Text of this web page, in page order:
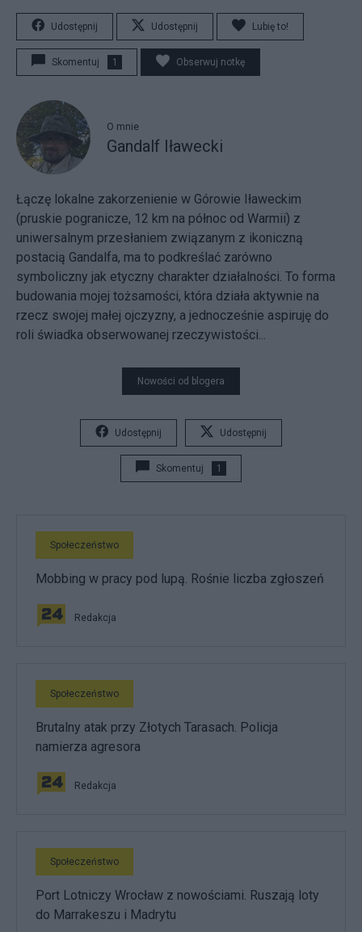
Udostępnij Udostępnij Lubię to!
Skomentuj 1 Obserwuj notkę
O mnie
Gandalf Iławecki
Łączę lokalne zakorzenienie w Górowie Iławeckim
(pruskie pogranicze, 12 km na północ od Warmii) z
uniwersalnym przesłaniem związanym z ikoniczną
postacią Gandalfa, ma to podkreślać zarówno
symboliczny jak etyczny charakter działalności. To forma
budowania mojej tożsamości, która działa aktywnie na
rzecz swojej małej ojczyzny, a jednocześnie aspiruję do
roli świadka obserwowanej rzeczywistości...
Nowości od blogera
Udostępnij Udostępnij
Skomentuj 1
Społeczeństwo
Mobbing w pracy pod lupą. Rośnie liczba zgłoszeń
Redakcja
Społeczeństwo
Brutalny atak przy Złotych Tarasach. Policja
namierza agresora
Redakcja
Społeczeństwo
Port Lotniczy Wrocław z nowościami. Ruszają loty
do Marrakeszu i Madrytu